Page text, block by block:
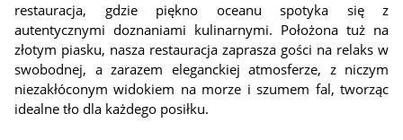
restauracja, gdzie piękno oceanu spotyka się z
autentycznymi doznaniami kulinarnymi. Położona tuż na
złotym piasku, nasza restauracja zaprasza gości na relaks w
swobodnej, a zarazem eleganckiej atmosferze, z niczym
niezakłóconym widokiem na morze i szumem fal, tworząc
idealne tło dla każdego posiłku.